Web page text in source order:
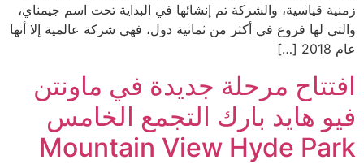
زمنية قياسية، والشركة تم إنشائها في البداية تحت اسم جيمناي،
والتي لها فروع في أكثر من ثمانية دول، فهي شركة عالمية إلا أنها
عام 2018 […]
افتتاح مرحلة جديدة في ماونتن
فيو هايد بارك التجمع الخامس
Mountain View Hyde Park